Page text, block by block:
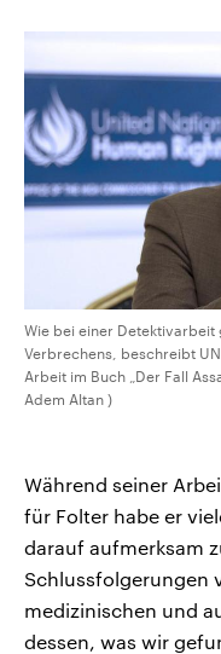
Wie bei einer Detektivarbeit
Verbrechens, beschreibt
Arbeit im Buch „Der Fall
Adem Altan )
Während seiner
für Folter habe er
darauf aufmerksam
Schlussfolgerungen
medizinischen und
dessen, was wir